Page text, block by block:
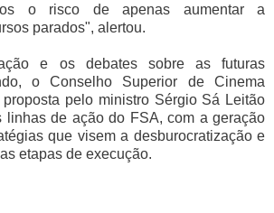
o risco de apenas aumentar a
parados", alertou.
e os debates sobre as futuras
o Conselho Superior de Cinema
pelo ministro Sérgio Sá Leitão
linhas de ação do FSA, com a geração
que visem a desburocratização e
etapas de execução.